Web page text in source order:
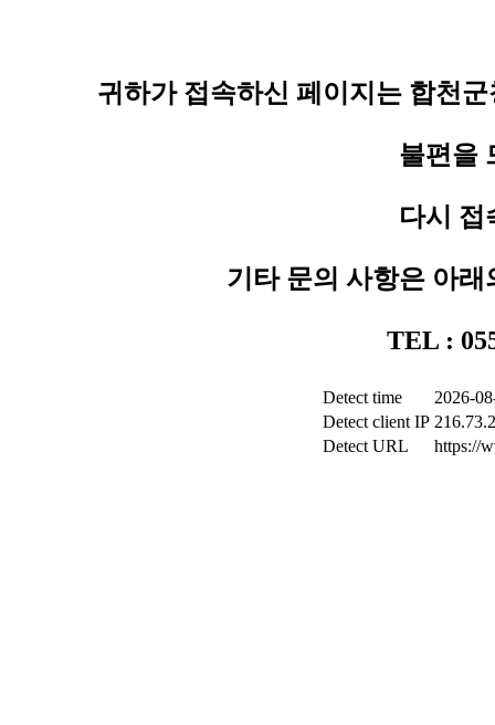
귀하가 접속하신 페이지는 합천
불편을
다시 접
기타 문의 사항은 아
TEL :
Detect time
2026-
Detect client IP
Detect URL
https://